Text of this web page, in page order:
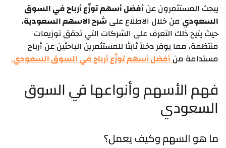
يبحث المستثمرون عنأفضل أسهم توزّع أرباح في السوق
السعودي من خلال الاطلاع علىشرح الاسهم السعودية،
حيث يتيح ذلك التعرف على الشركات التي تحقق توزيعات
منتظمة، مما يوفر دخلاً ثابتًا للمستثمرين الباحثين عن أرباح
مستدامة منأفضل أسهم توزّع أرباح في السوق السعودي.
فهم الأسهم وأنواعها في السوق
السعودي
ما هو السهم وكيف يعمل؟